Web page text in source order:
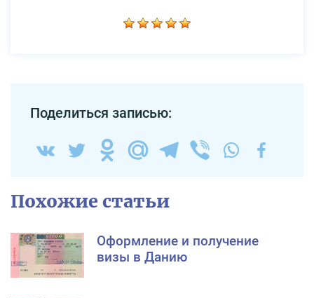
Поделиться записью:
Похожие статьи
Оформление и получение
визы в Данию